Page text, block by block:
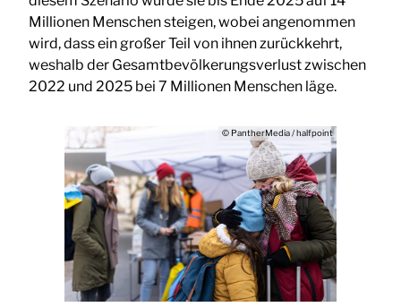
Millionen Menschen steigen, wobei angenommen
wird, dass ein großer Teil von ihnen zurückkehrt,
weshalb der Gesamtbevölkerungsverlust zwischen
2022 und 2025 bei 7 Millionen Menschen läge.
© PantherMedia / halfpoint